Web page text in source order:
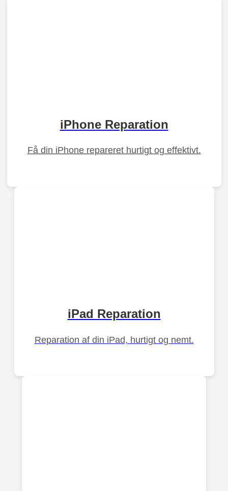
iPhone Reparation
Få din iPhone repareret hurtigt og effektivt.
iPad Reparation
Reparation af din iPad, hurtigt og nemt.